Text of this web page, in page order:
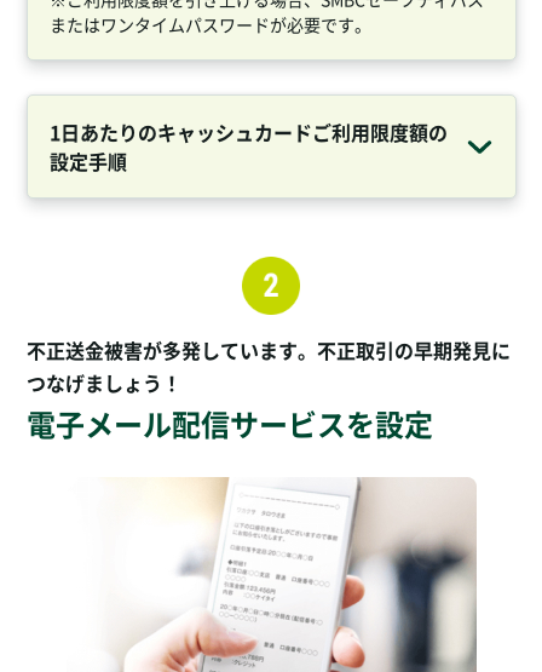
またはワンタイムパスワードが必要です。
1日あたりのキャッシュカードご利用限度額の
設定手順
不正送金被害が多発しています。不正取引の早期発見に
つなげましょう！
電子メール配信サービスを設定